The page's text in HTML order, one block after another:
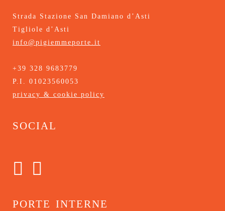
Strada Stazione San Damiano d’Asti
Tigliole d’Asti
info@pigiemmeporte.it
+39 328 9683779
P.I. 01023560053
privacy & cookie policy
social
porte interne